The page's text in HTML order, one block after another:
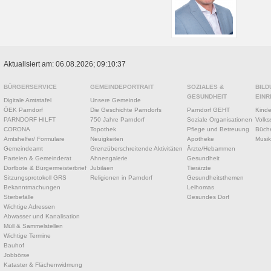
Aktualisiert am: 06.08.2026; 09:10:37
BÜRGERSERVICE
Digitale Amtstafel
ÖEK Parndorf
PARNDORF HILFT
CORONA
Amtshelfer/ Formulare
Gemeindeamt
Parteien & Gemeinderat
Dorfbote & Bürgermeisterbrief
Sitzungsprotokoll GRS
Bekanntmachungen
Sterbefälle
Wichtige Adressen
Abwasser und Kanalisation
Müll & Sammelstellen
Wichtige Termine
Bauhof
Jobbörse
Kataster & Flächenwidmung
GEMEINDEPORTRAIT
Unsere Gemeinde
Die Geschichte Parndorfs
750 Jahre Parndorf
Topothek
Neuigkeiten
Grenzüberschreitende Aktivitäten
Ahnengalerie
Jubiläen
Religionen in Parndorf
SOZIALES &
GESUNDHEIT
Parndorf GEHT
Soziale Organisationen
Pflege und Betreuung
Apotheke
Ärzte/Hebammen
Gesundheit
Tierärzte
Gesundheitsthemen
Leihomas
Gesundes Dorf